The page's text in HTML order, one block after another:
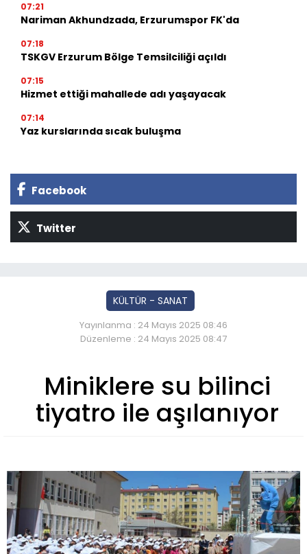
07:21
Nariman Akhundzada, Erzurumspor FK'da
07:18
TSKGV Erzurum Bölge Temsilciliği açıldı
07:15
Hizmet ettiği mahallede adı yaşayacak
07:14
Yaz kurslarında sıcak buluşma
Facebook
Twitter
KÜLTÜR - SANAT
Yayınlanma : 24 Mayıs 2025 08:46
Düzenleme : 24 Mayıs 2025 08:47
Miniklere su bilinci
tiyatro ile aşılanıyor